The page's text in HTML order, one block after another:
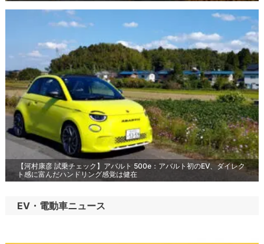
【河村康彦 試乗チェック】アバルト 500e：アバルト初のEV、ダイレク
ト感に富んだハンドリング感覚は健在
EV・電動車ニュース